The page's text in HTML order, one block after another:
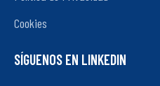
Cookies
SÍGUENOS EN LINKEDIN